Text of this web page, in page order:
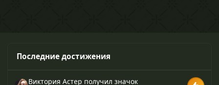
Последние достижения
Виктория Астер получил значок